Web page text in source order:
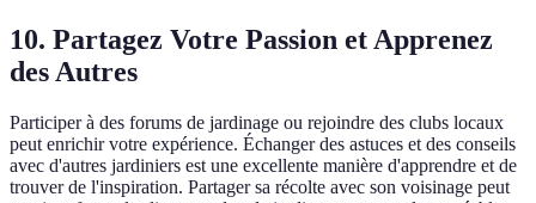
10. Partagez Votre Passion et Apprenez
des Autres
Participer à des forums de jardinage ou rejoindre des clubs locaux
peut enrichir votre expérience. Échanger des astuces et des conseils
avec d'autres jardiniers est une excellente manière d'apprendre et de
trouver de l'inspiration. Partager sa récolte avec son voisinage peut